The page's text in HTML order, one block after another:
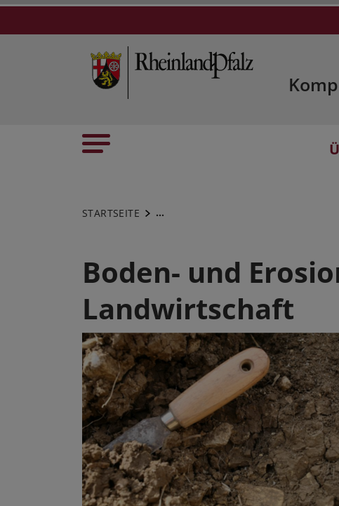
STARTSEITE ...
Boden- und
Landwirtschaft